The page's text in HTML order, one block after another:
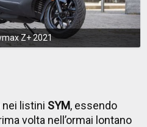
Z+ 2021
nei listini SYM, essendo
volta nell’ormai lontano